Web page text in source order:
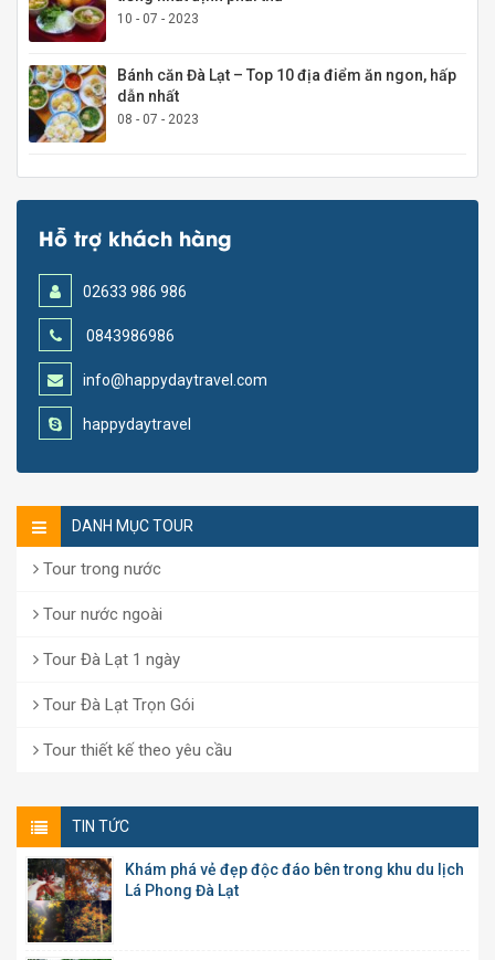
10 - 07 - 2023
Bánh căn Đà Lạt – Top 10 địa điểm ăn ngon, hấp
dẫn nhất
08 - 07 - 2023
Hỗ trợ khách hàng
02633 986 986
0843986986
info@happydaytravel.com
happydaytravel
DANH MỤC TOUR
Tour trong nước
Tour nước ngoài
Tour Đà Lạt 1 ngày
Tour Đà Lạt Trọn Gói
Tour thiết kế theo yêu cầu
TIN TỨC
Khám phá vẻ đẹp độc đáo bên trong khu du lịch
Lá Phong Đà Lạt